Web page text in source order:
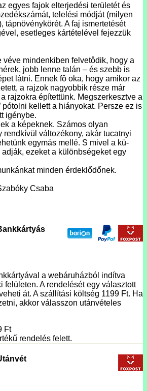
egyes fajok elterjedési területét és
telelési módját (milyen
tápnövénykörét. A faj is­mertetését
esetleges kártételével fejezzük
véve mindenkiben felvetôdik, hogy a
jobb lenne talán – és szebb is
látni. Ennek fô oka, hogy amikor az
a rajzok nagyobbik része már
rajzokra építettünk. Megszerkesztve a
pótolni kellett a hiányokat. Persze ez is
igénybe.
a képeknek. Számos olyan
rendkívül változékony, akár tucatnyi
egymás mellé. S mivel a kü­
ezeket a különbségeket egy
minden érdeklődőnek.
Csaba
a webáruházból indítva
felületen. A rendelését egy választott
át. A szállítási költség 1199 Ft. Ha
akkor válasszon utánvételes
Ft
rendelés felett.